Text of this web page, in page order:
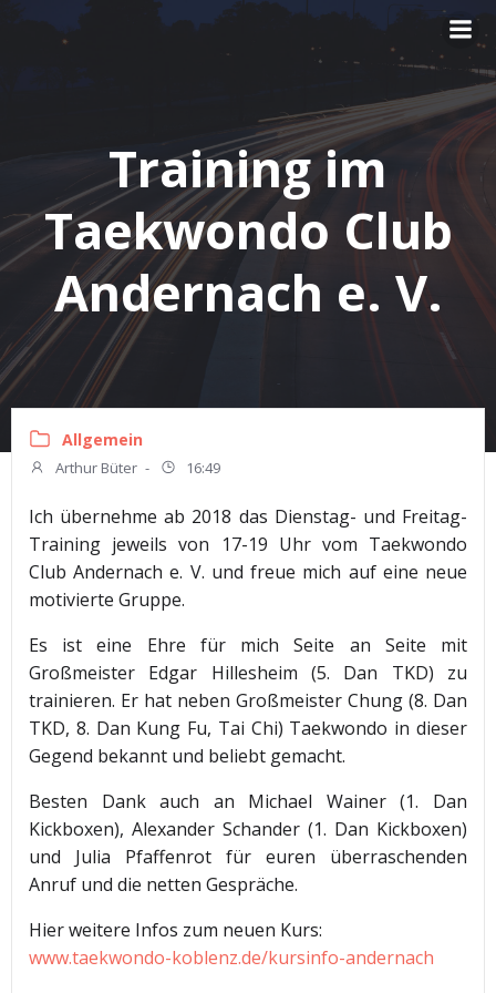
Zum
springen
Training im
Taekwondo Club
Andernach e. V.
Allgemein
Arthur Büter - 16:49
Ich übernehme ab 2018 das Dienstag- und Freitag-
Training jeweils von 17-19 Uhr vom Taekwondo
Club Andernach e. V. und freue mich auf eine neue
motivierte Gruppe.
Es ist eine Ehre für mich Seite an Seite mit
Großmeister Edgar Hillesheim (5. Dan TKD) zu
trainieren. Er hat neben Großmeister Chung (8. Dan
TKD, 8. Dan Kung Fu, Tai Chi) Taekwondo in dieser
Gegend bekannt und beliebt gemacht.
Besten Dank auch an Michael Wainer (1. Dan
Kickboxen), Alexander Schander (1. Dan Kickboxen)
und Julia Pfaffenrot für euren überraschenden
Anruf und die netten Gespräche.
Hier weitere Infos zum neuen Kurs:
www.taekwondo-koblenz.de/kursinfo-andernach